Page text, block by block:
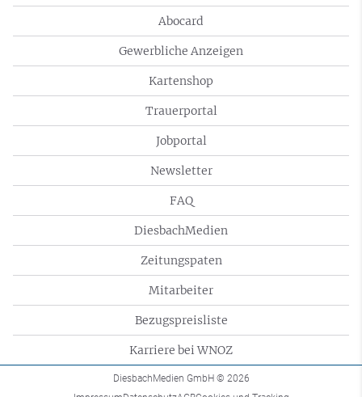
Abocard
Gewerbliche Anzeigen
Kartenshop
Trauerportal
Jobportal
Newsletter
FAQ
DiesbachMedien
Zeitungspaten
Mitarbeiter
Bezugspreisliste
Karriere bei WNOZ
DiesbachMedien GmbH © 2026